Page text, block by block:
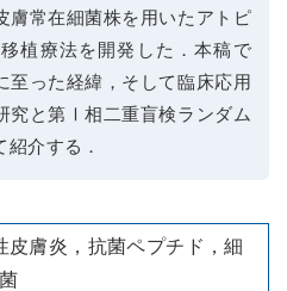
膚常在細菌株を用いたアトピ
植療法を開発した．本稿で
至った経緯，そして臨床応用
究と第Ⅰ相二重盲検ランダム
介する．
皮膚炎，抗菌ペプチド，細